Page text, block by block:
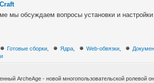
мы обсуждаем вопросы установки и
Готовые сборки Ядра Web-обвязки
ArcheAge - новой многопользовательской ролевой